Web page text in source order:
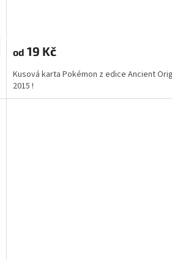
od 19 Kč
Kusová karta Pokémon z edice Ancient
2015 !